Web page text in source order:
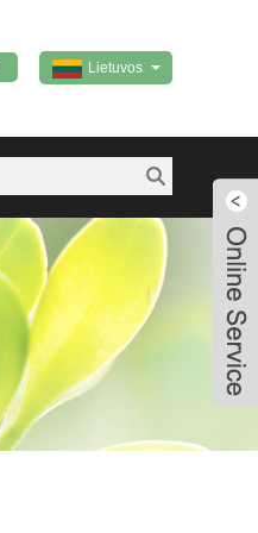
Lietuvos